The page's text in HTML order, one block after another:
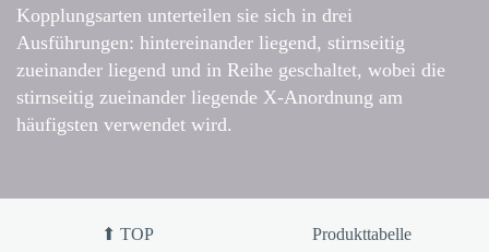
Kopplungsarten unterteilen sie sich in drei
Ausführungen: hintereinander liegend, stirnseitig
zueinander liegend und in Reihe geschaltet, wobei die
stirnseitig zueinander liegende X-Anordnung am
häufigsten verwendet wird.
⬆ TOP Produkttabelle